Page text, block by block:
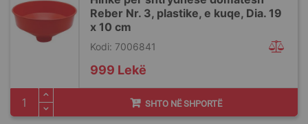
Reber Nr. 3, plastike, e kuqe, Dia. 19
x 10 cm
Kodi: 7006841
999 Lekë
SHTO NË SHPORTË